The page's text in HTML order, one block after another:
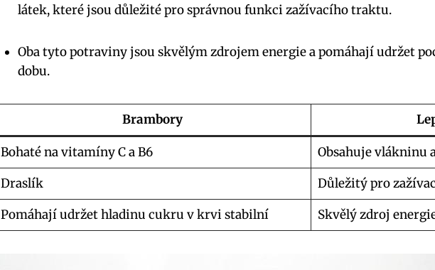
látek, které jsou důležité pro správnou funkci zažívacího traktu.
Oba tyto potraviny jsou skvělým zdrojem energie a pomáhají udržet
dobu.
Brambory
Bohaté na vitamíny C a B6
Obsahuje vlákninu
Draslík
Důležitý pro
Pomáhají udržet hladinu cukru v krvi stabilní
Skvělý zdroj